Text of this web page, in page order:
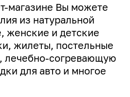
магазине Вы можете
из натуральной
женские и детские
жилеты, постельные
лечебно-согревающую
для авто и многое